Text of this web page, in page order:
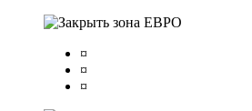
зона ЕВРО
¤
¤
¤